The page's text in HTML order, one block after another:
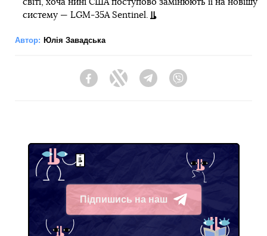
світі, хоча нині США поступово замінюють її на новішу
систему — LGM-35A Sentinel.
Автор: Юлія Завадська
FacebookTwitter Telegram
Підпишись на наш
Telegram